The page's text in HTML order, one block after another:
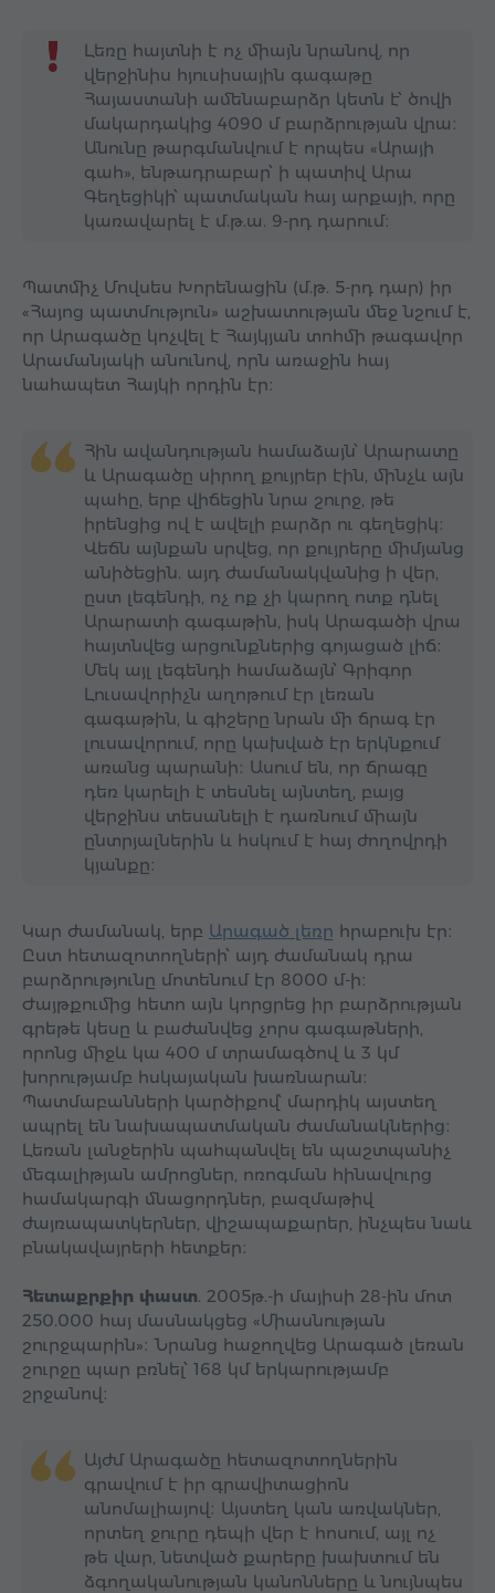
Լեռը հայտնի է ոչ միայն նրանով, որ
վերջինիս հյուսիսային գագաթը
Հայաստանի ամենաբարձր կետն է՝ ծովի
մակարդակից 4090 մ բարձրության վրա։
Անունը թարգմանվում է որպես «Արայի
գահ», ենթադրաբար՝ ի պատիվ Արա
Գեղեցիկի՝ պատմական հայ արքայի, որը
կառավարել է մ.թ.ա. 9-րդ դարում։
Պատմիչ Մովսես Խորենացին (մ.թ. 5-րդ դար) իր
«Հայոց պատմություն» աշխատության մեջ նշում է,
որ Արագածը կոչվել է Հայկյան տոհմի թագավոր
Արամանյակի անունով, որն առաջին հայ
նահապետ Հայկի որդին էր։
Հին ավանդության համաձայն՝ Արարատը
և Արագածը սիրող քույրեր էին, մինչև այն
պահը, երբ վիճեցին նրա շուրջ, թե
իրենցից ով է ավելի բարձր ու գեղեցիկ։
Վեճն այնքան սրվեց, որ քույրերը միմյանց
անիծեցին. այդ ժամանակվանից ի վեր,
ըստ լեգենդի, ոչ ոք չի կարող ոտք դնել
Արարատի գագաթին, իսկ Արագածի վրա
հայտնվեց արցունքներից գոյացած լիճ։
Մեկ այլ լեգենդի համաձայն՝ Գրիգոր
Լուսավորիչն աղոթում էր լեռան
գագաթին, և գիշերը նրան մի ճրագ էր
լուսավորում, որը կախված էր երկնքում
առանց պարանի։ Ասում են, որ ճրագը
դեռ կարելի է տեսնել այնտեղ, բայց
վերջինս տեսանելի է դառնում միայն
ընտրյալներին և հսկում է հայ ժողովրդի
կյանքը։
Կար ժամանակ, երբ Արագած լեռը հրաբուխ էր։
Ըստ հետազոտողների՝ այդ ժամանակ դրա
բարձրությունը մոտենում էր 8000 մ-ի։
Ժայթքումից հետո այն կորցրեց իր բարձրության
գրեթե կեսը և բաժանվեց չորս գագաթների,
որոնց միջև կա 400 մ տրամագծով և 3 կմ
խորությամբ հսկայական խառնարան։
Պատմաբանների կարծիքով՝ մարդիկ այստեղ
ապրել են նախապատմական ժամանակներից։
Լեռան լանջերին պահպանվել են պաշտպանիչ
մեգալիթյան ամրոցներ, ոռոգման հինավուրց
համակարգի մնացորդներ, բազմաթիվ
ժայռապատկերներ, վիշապաքարեր, ինչպես նաև
բնակավայրերի հետքեր։
Հետաքրքիր փաստ. 2005թ.-ի մայիսի 28-ին մոտ
250.000 հայ մասնակցեց «Միասնության
շուրջպարին»։ Նրանց հաջողվեց Արագած լեռան
շուրջը պար բռնել՝ 168 կմ երկարությամբ
շրջանով։
Այժմ Արագածը հետազոտողներին
գրավում է իր գրավիտացիոն
անոմալիայով։ Այստեղ կան առվակներ,
որտեղ ջուրը դեպի վեր է հոսում, այլ ոչ
թե վար, նետված քարերը խախտում են
ձգողականության կանոնները և նույնպես